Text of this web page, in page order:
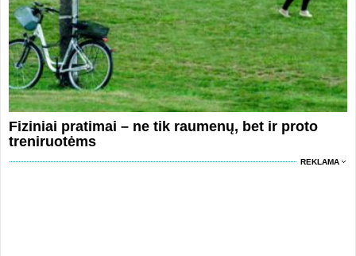
Fiziniai pratimai – ne tik raumenų, bet ir proto
treniruotėms
REKLAMA